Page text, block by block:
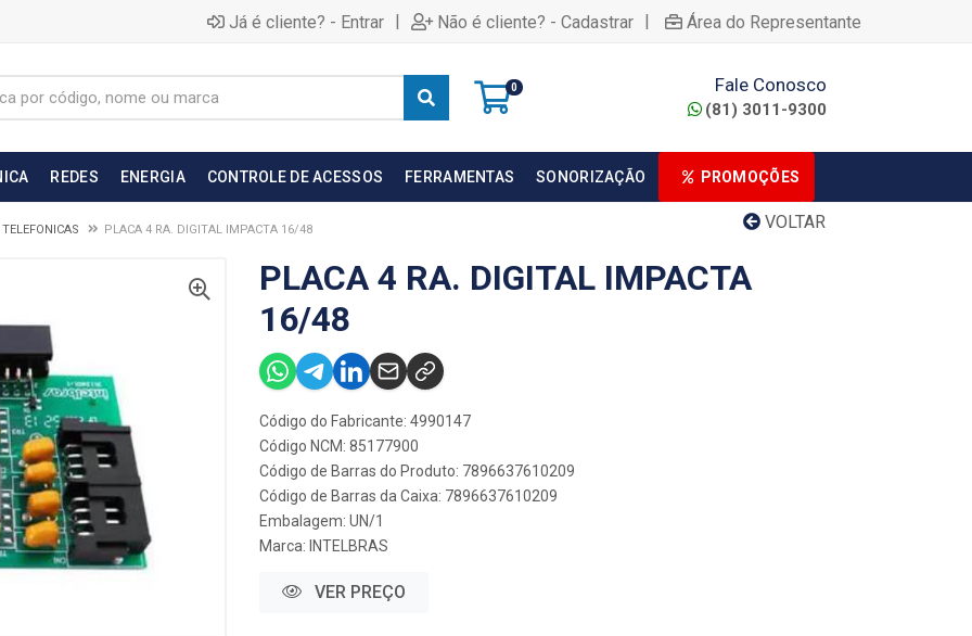
Já é cliente? - Entrar | Não é cliente? - Cadastrar | Área do Representante
0 Fale Conosco
(81) 3011-9300
REDES ENERGIA CONTROLE DE ACESSOS FERRAMENTAS SONORIZAÇÃO PROMOÇÕES
VOLTAR
PLACA 4 RA. DIGITAL IMPACTA 16/48
PLACA 4 RA. DIGITAL IMPACTA
16/48
Código do Fabricante: 4990147
Código NCM: 85177900
Código de Barras do Produto: 7896637610209
Código de Barras da Caixa: 7896637610209
Embalagem: UN/1
Marca: INTELBRAS
VER PREÇO